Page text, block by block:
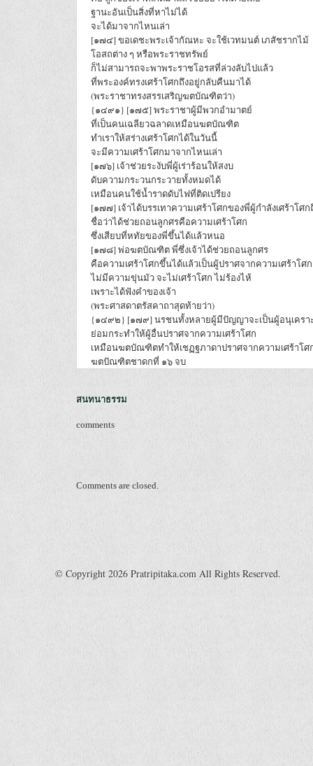
ฐานะอันเป็นสิ่งที่หาไม่ได้
จะได้มาจากไหนเล่า
[๑๗๔] ขอเดชะพระเจ้ากัณหะ จะใช้เวทมนต์ เภสัชรากไม้
โอสถต่าง ๆ หรือพระราชทรัพย์
ก็ไม่สามารถจะพาพระราชโอรสที่ล่วงลับไปแล้ว
ที่พระองค์ทรงเศร้าโศกถึงอยู่กลับคืนมาได้
(พระราชาทรงสรรเสริญฆตบัณฑิตว่า)
{๑๔๙๑} [๑๗๕] พระราชาผู้มีพวกอำมาตย์
ที่เป็นคนเฉลียวฉลาดเหมือนฆตบัณฑิต
ทำเราให้สร่างเศร้าโศกได้ในวันนี้
จะมีความเศร้าโศกมาจากไหนเล่า
[๑๗๖] เจ้าช่วยระงับพี่ผู้เร่าร้อนให้สงบ
ดับความกระวนกระวายทั้งหมดได้
เหมือนคนใช้น้ำราดดับไฟที่ติดเปรียง
[๑๗๗] เจ้าได้บรรเทาความเศร้าโศกของพี่ผู้กำลังเศร้าโศก
ชื่อว่าได้ช่วยถอนลูกศรคือความเศร้าโศก
ซึ่งเสียบที่หทัยของพี่ขึ้นได้แล้วหนอ
[๑๗๘] พ่อฆตบัณฑิต พี่ซึ่งเจ้าได้ช่วยถอนลูกศร
คือความเศร้าโศกขึ้นได้แล้วเป็นผู้ปราศจากความเศร้าโศก
ไม่มีความขุ่นมัว จะไม่เศร้าโศก ไม่ร้องไห้
เพราะได้ฟังคำของเจ้า
(พระศาสดาตรัสคาถาสุดท้ายว่า)
{๑๔๙๒} [๑๗๙] นรชนทั้งหลายผู้มีปัญญาจะเป็นผู้อนุเครา
ย่อมกระทำให้ผู้อื่นปราศจากความเศร้าโศก
เหมือนฆตบัณฑิตทำให้เชฏฐภาดาปราศจากความเศร้าโศ
ฆตปัณฑิตชาดกที่ ๑๖ จบ
สนทนาธรรม
comments
Comments are closed.
© Copyright 2026 Pratripitaka.com All Rights Reserved.